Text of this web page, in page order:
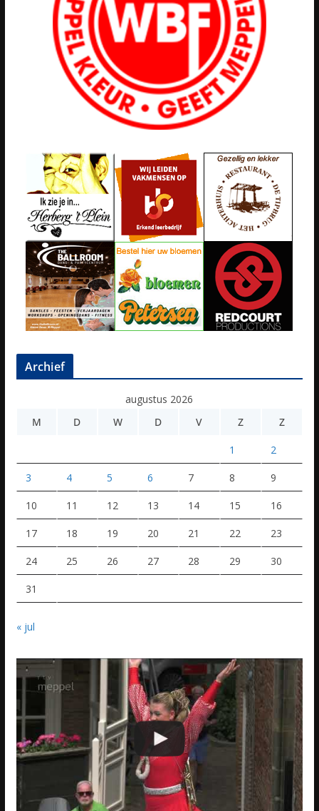
Archief
augustus 2026
M
D W D V Z Z
1 2
3 4 5 6 7 8 9
10 11 12 13 14 15 16
17 18 19 20 21 22 23
24 25 26 27 28 29 30
31
« jul